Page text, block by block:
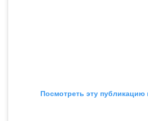
Посмотреть эту публикацию